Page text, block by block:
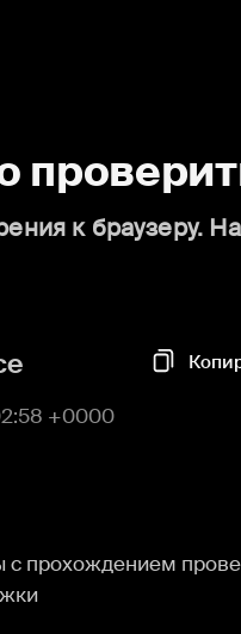
к браузеру.
+0000
с прохождением